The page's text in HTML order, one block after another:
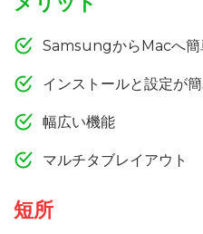
SamsungからMacへ簡
インストールと設定が
幅広い機能
マルチタブレイアウト
短所